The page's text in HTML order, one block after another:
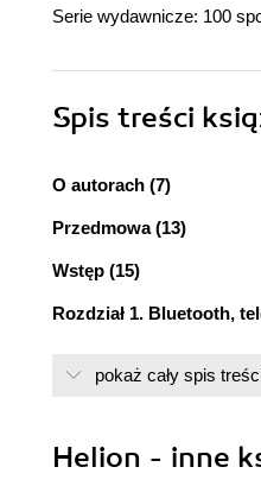
Serie wydawnicze: 100
Spis treści
O autorach (7)
Przedmowa (13)
Wstęp (15)
Rozdział 1. Bluetooth,
1. Bluetooth w
3. Łączenie systemu
wyposażonym w
pokaż cały spis
Helion - inne